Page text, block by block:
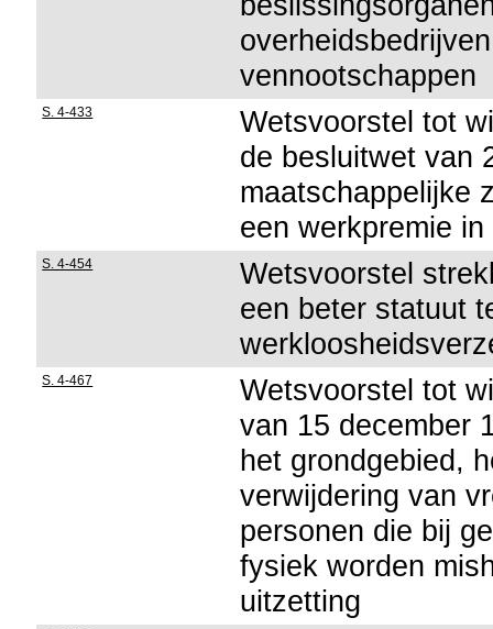
vennootschappen
S. 4-433
Wetsvoorstel tot
de besluitwet van
maatschappelijke
een werkpremie
S. 4-454
Wetsvoorstel
een beter statuut
S. 4-467
Wetsvoorstel tot
van 15 december
het grondgebied,
verwijdering van
personen die bij
fysiek worden
uitzetting